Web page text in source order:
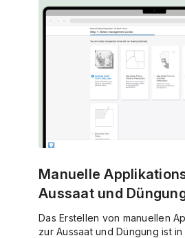
Manuelle
Aussaat und
FieldView™ erstellen
Das Erstellen von manuellen
zur Aussaat und Düngung ist